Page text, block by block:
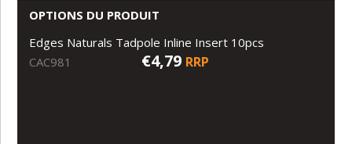
OPTIONS DU PRODUIT
Edges Naturals Tadpole Inline Insert 10pcs
CAC981
€4,79 RRP